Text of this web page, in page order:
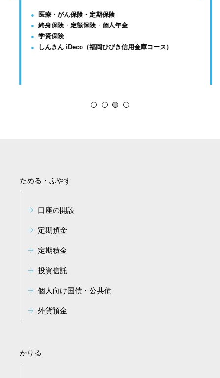
医療・がん保険・定期保険
終身保険・定額保険・個人年金
学資保険
しんきん iDeco（福岡ひびき信用金庫コース）
ためる・ふやす
口座の開設
定期預金
定期積金
投資信託
個人向け国債・公共債
外貨預金
かりる